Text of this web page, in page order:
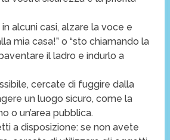
alcuni casi, alzare la voce e
mia casa!” o “sto chiamando la
il ladro e indurlo a
cercate di fuggire dalla
un luogo sicuro, come la
o un’area pubblica.
a disposizione: se non avete